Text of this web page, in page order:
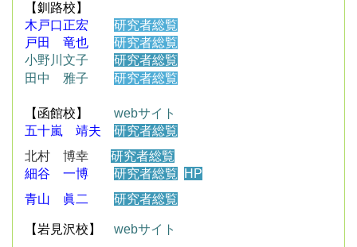
【釧路校】
木戸口正宏
研究者総覧
戸田 竜也
研究者総覧
小野川文子
研究者総覧
田中 雅子
研究者総覧
【函館校】 webサイト
五十嵐 靖夫
研究者総覧
北村 博幸 研究者総覧
細谷 一博
研究者総覧
HP
青山 眞二
研究者総覧
【岩見沢校】 webサイト